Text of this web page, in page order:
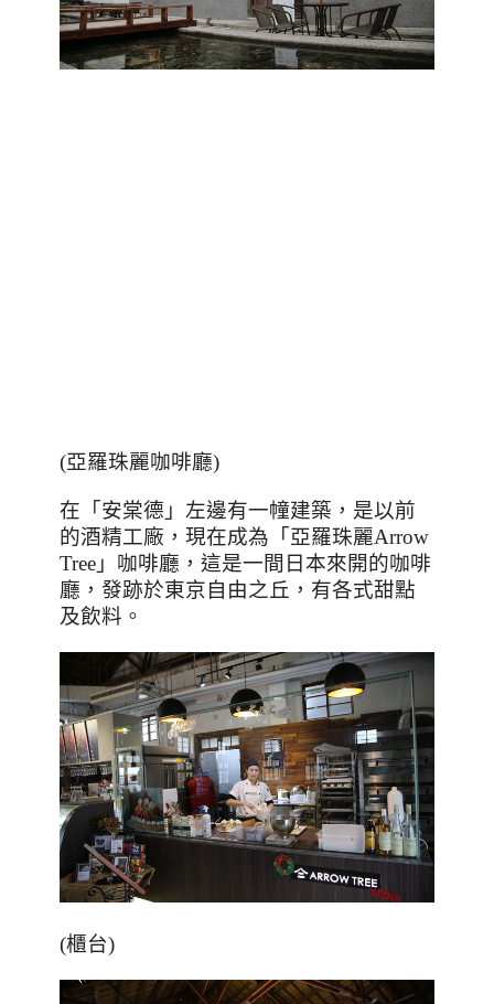
(亞羅珠麗咖啡廳)
在「安棠德」左邊有一幢建築，是以前
的酒精工廠，現在成為「亞羅珠麗Arrow
Tree 」咖啡廳，這是一間日本來開的咖啡
廳，發跡於東京自由之丘，有各式甜點
及飲料。
(櫃台)